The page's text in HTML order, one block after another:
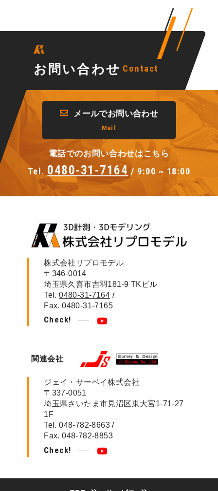
お問い合わせ Contact
メールでお問い合わせ
Mail
電話でのお問い合わせはこちら
Tel. 0480-31-7164 / 9:00 ~ 18:00
株式会社リプロモデル
〒346-0014
埼玉県久喜市吉羽181-9 TKビル
Tel.0480-31-7164 /
Fax. 0480-31-7165
Check!
関連会社
ジェイ・サーベイ株式会社
〒337-0051
埼玉県さいたま市見沼区東大宮1-71-27
1F
Tel. 048-782-8663 /
Fax. 048-782-8853
Check!